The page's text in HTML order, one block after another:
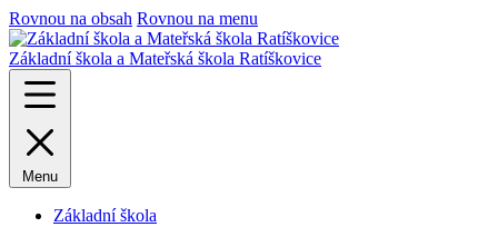
Rovnou na obsah Rovnou na menu
Základní škola a Mateřská škola Ratíškovice
Menu
Základní škola